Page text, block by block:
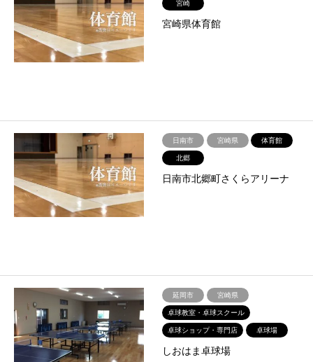
宮崎
宮崎県体育館
日南市 宮崎県
体育館
北郷
日南市北郷町さくらアリーナ
延岡市
宮崎県
卓球教室・卓球スクール
卓球ショップ・専門店
卓球場
しおはま卓球場